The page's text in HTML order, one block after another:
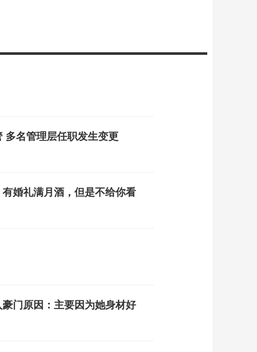
多名管理层任职发生变更
婚礼满月酒，但是不给你看
门原因：主要因为她身材好